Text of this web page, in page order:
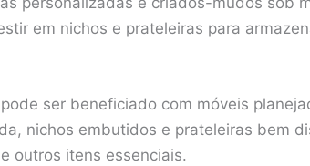
em nichos e prateleiras para
ser beneficiado com móveis
nichos embutidos e prateleiras bem
outros itens essenciais.